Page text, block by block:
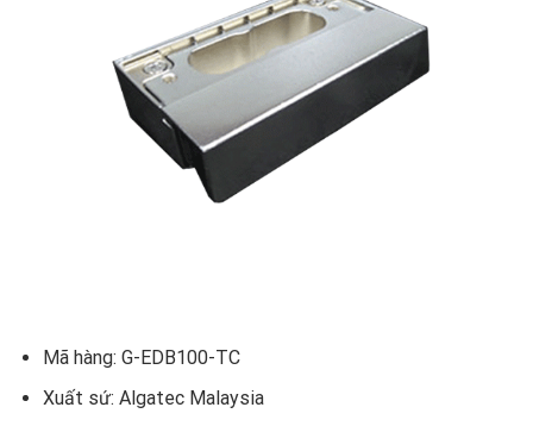
Mã hàng: G-EDB100-TC
Xuất sứ: Algatec Malaysia